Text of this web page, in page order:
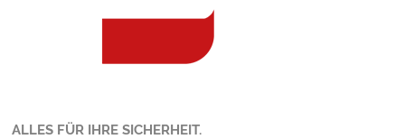
ALLES FÜR IHRE SICHERHEIT.